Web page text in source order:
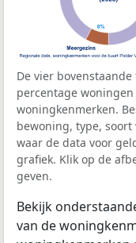
De vier
percentage
woningkenmerken.
bewoning, type,
waar de data voor
grafiek. Klik op de
geven.
Bekijk
van de